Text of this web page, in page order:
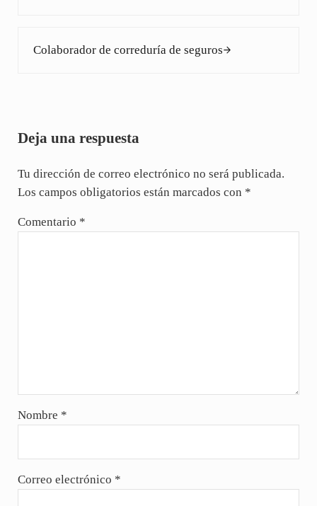
Colaborador de correduría de seguros
Deja una respuesta
Tu dirección de correo electrónico no será publicada.
Los campos obligatorios están marcados con *
Comentario *
Nombre *
Correo electrónico *